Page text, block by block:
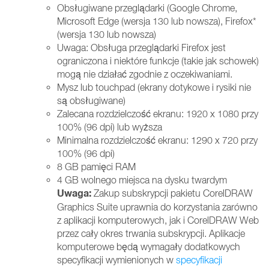
Obsługiwane przeglądarki (Google Chrome,
Microsoft Edge (wersja 130 lub nowsza), Firefox*
(wersja 130 lub nowsza)
Uwaga: Obsługa przeglądarki Firefox jest
ograniczona i niektóre funkcje (takie jak schowek)
mogą nie działać zgodnie z oczekiwaniami.
Mysz lub touchpad (ekrany dotykowe i rysiki nie
są obsługiwane)
Zalecana rozdzielczość ekranu: 1920 x 1080 przy
100% (96 dpi) lub wyższa
Minimalna rozdzielczość ekranu: 1290 x 720 przy
100% (96 dpi)
8 GB pamięci RAM
4 GB wolnego miejsca na dysku twardym
Uwaga: Zakup subskrypcji pakietu CorelDRAW
Graphics Suite uprawnia do korzystania zarówno
z aplikacji komputerowych, jak i CorelDRAW Web
przez cały okres trwania subskrypcji. Aplikacje
komputerowe będą wymagały dodatkowych
specyfikacji wymienionych w specyfikacji